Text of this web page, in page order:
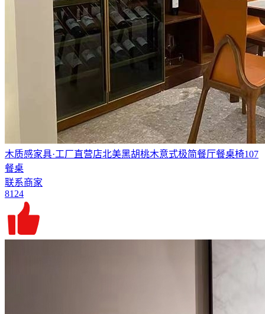
木质感家具·工厂直营店北美黑胡桃木意式极简餐厅餐桌椅107
餐桌
联系商家
8124